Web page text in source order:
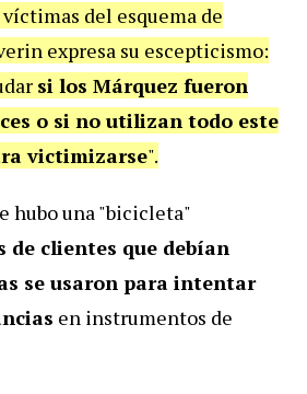
del esquema de
expresa su escepticismo:
si los Márquez fueron
o si no utilizan todo este
victimizarse".
hubo una "bicicleta"
de clientes que debían
se usaron para intentar
en instrumentos de